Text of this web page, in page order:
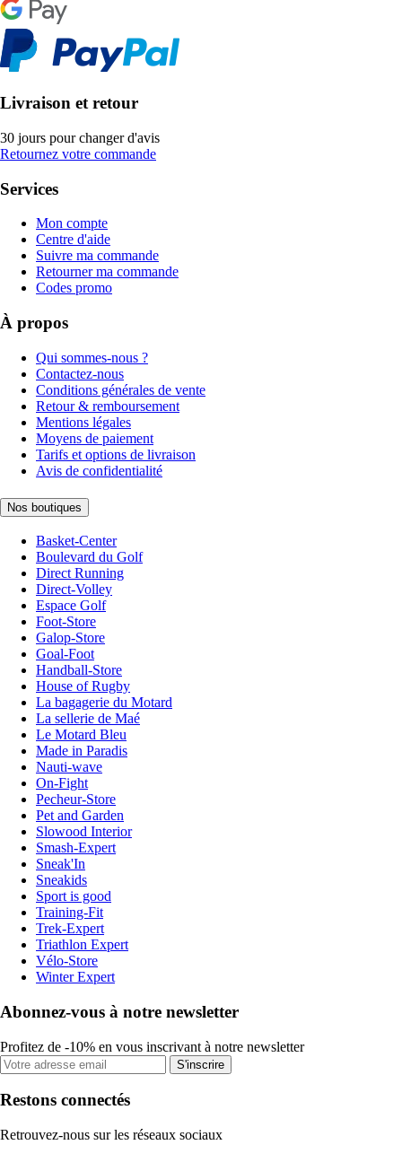
Livraison et retour
30 jours pour changer d'avis
Retournez votre commande
Services
Mon compte
Centre d'aide
Suivre ma commande
Retourner ma commande
Codes promo
À propos
Qui sommes-nous ?
Contactez-nous
Conditions générales de vente
Retour & remboursement
Mentions légales
Moyens de paiement
Tarifs et options de livraison
Avis de confidentialité
Nos boutiques
Basket-Center
Boulevard du Golf
Direct Running
Direct-Volley
Espace Golf
Foot-Store
Galop-Store
Goal-Foot
Handball-Store
House of Rugby
La bagagerie du Motard
La sellerie de Maé
Le Motard Bleu
Made in Paradis
Nauti-wave
On-Fight
Pecheur-Store
Pet and Garden
Slowood Interior
Smash-Expert
Sneak'In
Sneakids
Sport is good
Training-Fit
Trek-Expert
Triathlon Expert
Vélo-Store
Winter Expert
Abonnez-vous à notre newsletter
Profitez de -10% en vous inscrivant à notre newsletter
S'inscrire
Restons connectés
Retrouvez-nous sur les réseaux sociaux